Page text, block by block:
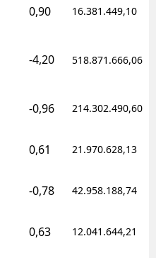
0,90 16.381.449,10
-4,20 518.871.666,06
-0,96 214.302.490,60
0,61 21.970.628,13
-0,78 42.958.188,74
0,63 12.041.644,21